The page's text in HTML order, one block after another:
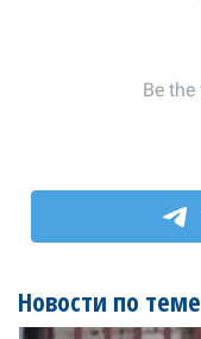
Новости по теме